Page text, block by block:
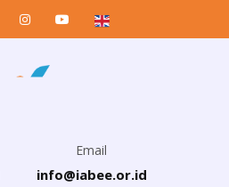
Email
info@iabee.or.id